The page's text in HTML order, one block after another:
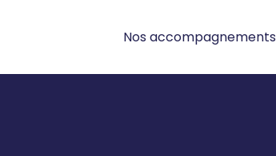
Nos accompagnements